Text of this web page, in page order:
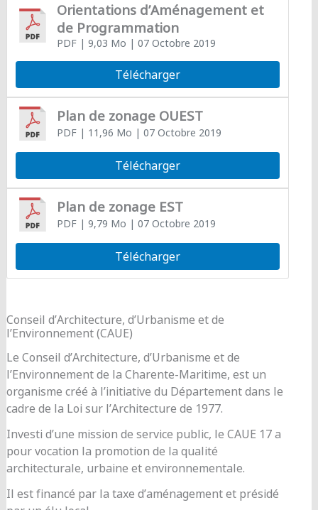
Orientations d’Aménagement et
de Programmation
PDF| 9,03 Mo | 07 Octobre 2019
Télécharger
Plan de zonage OUEST
PDF| 11,96 Mo | 07 Octobre 2019
Télécharger
Plan de zonage EST
PDF| 9,79 Mo | 07 Octobre 2019
Télécharger
Conseil d’Architecture, d’Urbanisme et de
l’Environnement (CAUE)
Le Conseil d’Architecture, d’Urbanisme et de
l’Environnement de la Charente-Maritime, est un
organisme créé à l’initiative du Département dans le
cadre de la Loi sur l’Architecture de 1977.
Investi d’une mission de service public, le CAUE 17 a
pour vocation la promotion de la qualité
architecturale, urbaine et environnementale.
Il est financé par la taxe d’aménagement et présidé